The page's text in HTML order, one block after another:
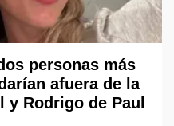
personas más
afuera de la
y Rodrigo de Paul